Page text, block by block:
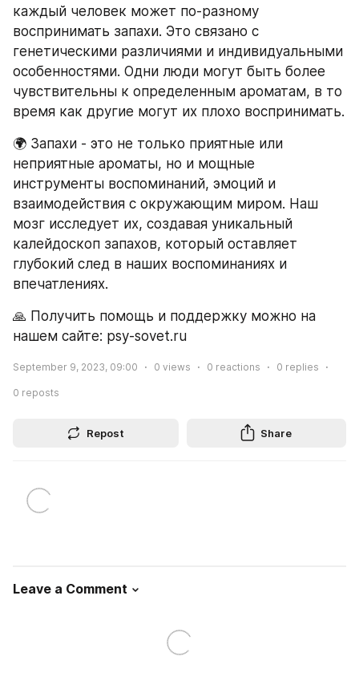
каждый человек может по-разному
воспринимать запахи. Это связано с
генетическими различиями и индивидуальными
особенностями. Одни люди могут быть более
чувствительны к определенным ароматам, в то
время как другие могут их плохо воспринимать.
🌍 Запахи - это не только приятные или
неприятные ароматы, но и мощные
инструменты воспоминаний, эмоций и
взаимодействия с окружающим миром. Наш
мозг исследует их, создавая уникальный
калейдоскоп запахов, который оставляет
глубокий след в наших воспоминаниях и
впечатлениях.
🙏 Получить помощь и поддержку можно на
нашем сайте: psy-sovet.ru
September 9, 2023, 09:00 0 views 0 reactions 0 replies
0 reposts
Repost Share
Leave a Comment